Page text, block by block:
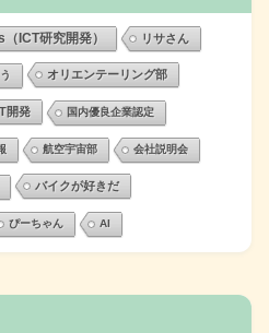
ICT研究開発） リサさん
オリエンテーリング部
開発 国内優良企業認定
航空宇宙部 会社説明会
バイクが好きだ
ぴーちゃん AI